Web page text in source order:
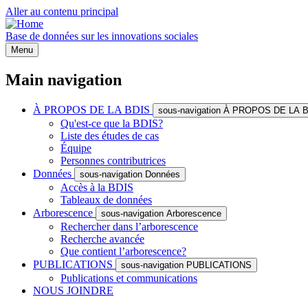
Aller au contenu principal
Base de données sur les innovations sociales
Menu
Main navigation
À PROPOS DE LA BDIS sous-navigation À PROPOS DE LA
Qu'est-ce que la BDIS?
Liste des études de cas
Équipe
Personnes contributrices
Données
sous-navigation Données
Accès à la BDIS
Tableaux de données
Arborescence
sous-navigation Arborescence
Rechercher dans l’arborescence
Recherche avancée
Que contient l’arborescence?
PUBLICATIONS
sous-navigation PUBLICATIONS
Publications et communications
NOUS JOINDRE